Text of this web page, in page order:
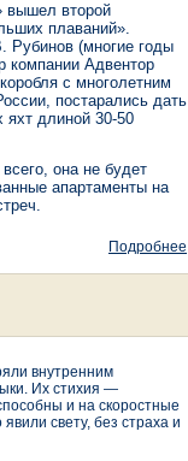
вышел второй
плаваний».
Рубинов (многие годы
компании Адвентор
с многолетним
постарались дать
яхт длиной 30-50
она не будет
апартаменты на
Подробнее
внутренним
Их стихия —
и на скоростные
свету, без страха и